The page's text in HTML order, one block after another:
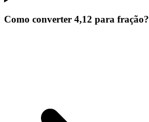
Como converter 4,12 para fração?